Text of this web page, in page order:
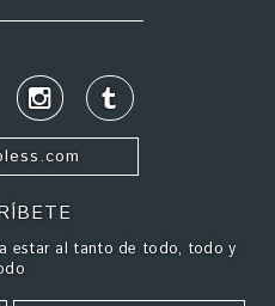
estar al tanto de todo, todo y